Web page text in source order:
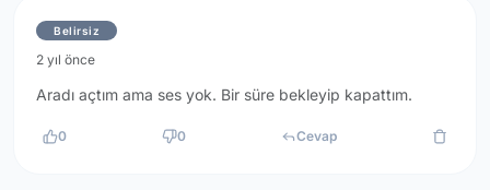
Belirsiz
2 yıl önce
Aradı açtım ama ses yok. Bir süre bekleyip kapattım.
0 0 Cevap